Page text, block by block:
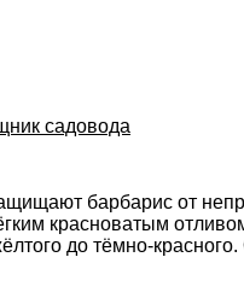
садовода
барбарис от
красноватым
до тёмно-